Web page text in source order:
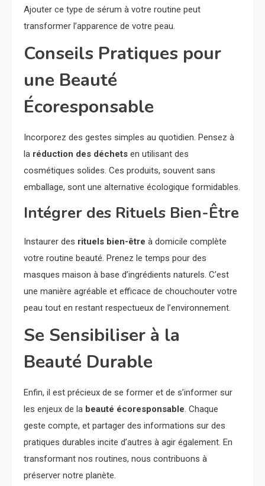
Ajouter ce type de sérum à votre routine peut
transformer l’apparence de votre peau.
Conseils Pratiques pour
une Beauté
Écoresponsable
Incorporez des gestes simples au quotidien. Pensez à
la réduction des déchets en utilisant des
cosmétiques solides. Ces produits, souvent sans
emballage, sont une alternative écologique formidables.
Intégrer des Rituels Bien-Être
Instaurer des rituels bien-être à domicile complète
votre routine beauté. Prenez le temps pour des
masques maison à base d’ingrédients naturels. C’est
une manière agréable et efficace de chouchouter votre
peau tout en restant respectueux de l’environnement.
Se Sensibiliser à la
Beauté Durable
Enfin, il est précieux de se former et de s’informer sur
les enjeux de la beauté écoresponsable. Chaque
geste compte, et partager des informations sur des
pratiques durables incite d’autres à agir également. En
transformant nos routines, nous contribuons à
préserver notre planète.